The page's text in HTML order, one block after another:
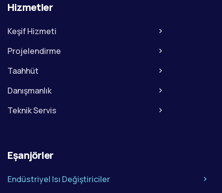
Hizmetler
Keşif Hizmeti
Projelendirme
Taahhüt
Danışmanlık
Teknik Servis
Eşanjörler
Endüstriyel Isı Değiştiriciler